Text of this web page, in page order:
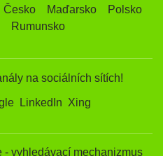
Česko Maďarsko
Polsko
Rumunsko
na sociálních sítích!
LinkedIn Xing
- vyhledávací mechanizmus